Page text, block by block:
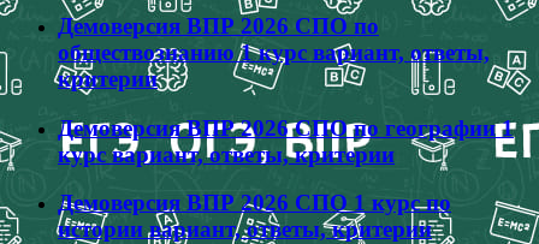
Демоверсия ВПР 2026 СПО по
обществознанию 1 курс вариант, ответы,
критерии
Демоверсия ВПР 2026 СПО по географии 1
курс вариант, ответы, критерии
Демоверсия ВПР 2026 СПО 1 курс по
истории вариант, ответы, критерии